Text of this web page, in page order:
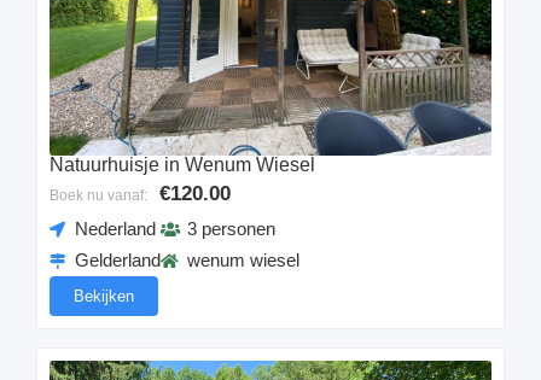
Natuurhuisje in Wenum Wiesel
Boek nu vanaf: €120.00
Nederland
Gelderland
3 personen
wenum wiesel
Bekijken